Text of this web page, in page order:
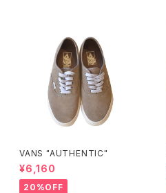
VANS "AUTHENTIC"
¥6,160
20%OFF